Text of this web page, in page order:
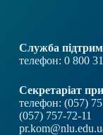
Служба
телефон: 0 800
Секретаріат
телефон: (057)
(057) 757-72-11